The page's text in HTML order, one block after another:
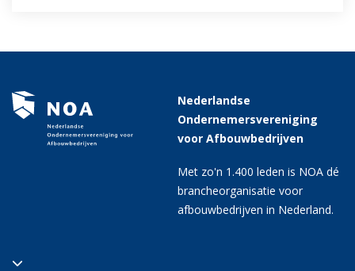
Nederlandse
Ondernemersvereniging
voor Afbouwbedrijven
Met zo'n 1.400 leden is NOA dé
brancheorganisatie voor
afbouwbedrijven in Nederland.